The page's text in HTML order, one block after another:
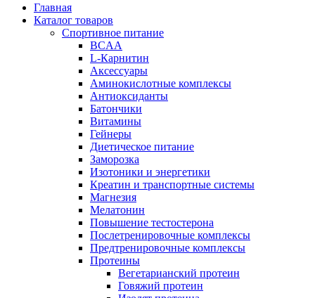
Главная
Каталог товаров
Спортивное питание
BCAA
L-Карнитин
Аксессуары
Аминокислотные комплексы
Антиоксиданты
Батончики
Витамины
Гейнеры
Диетическое питание
Заморозка
Изотоники и энергетики
Креатин и транспортные системы
Магнезия
Мелатонин
Повышение тестостерона
Послетренировочные комплексы
Предтренировочные комплексы
Протеины
Вегетарианский протеин
Говяжий протеин